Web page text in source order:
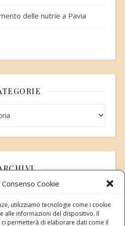
Cookie
utilizziamo tecnologie come i cookie
alle informazioni del dispositivo. Il
permetterà di elaborare dati come il
delle nutrie a Pavia